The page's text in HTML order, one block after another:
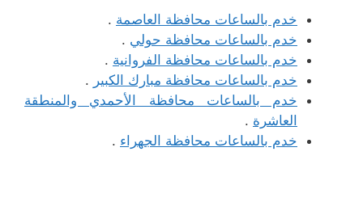
خدم بالساعات محافظة العاصمة .
خدم بالساعات محافظة حولي .
خدم بالساعات محافظة الفروانية .
خدم بالساعات محافظة مبارك الكبير .
خدم بالساعات محافظة الأحمدي والمنطقة
العاشرة .
خدم بالساعات محافظة الجهراء .